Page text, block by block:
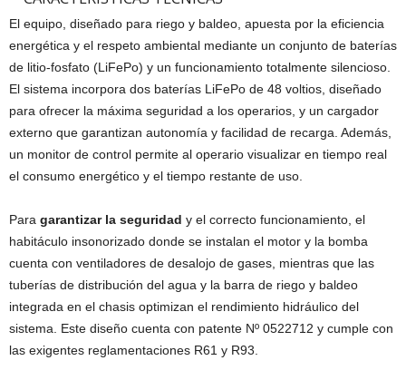
El equipo, diseñado para riego y baldeo, apuesta por la eficiencia
energética y el respeto ambiental mediante un conjunto de baterías
de litio-fosfato (LiFePo) y un funcionamiento totalmente silencioso.
El sistema incorpora dos baterías LiFePo de 48 voltios, diseñado
para ofrecer la máxima seguridad a los operarios, y un cargador
externo que garantizan autonomía y facilidad de recarga. Además,
un monitor de control permite al operario visualizar en tiempo real
el consumo energético y el tiempo restante de uso.
Para garantizar la seguridad y el correcto funcionamiento, el
habitáculo insonorizado donde se instalan el motor y la bomba
cuenta con ventiladores de desalojo de gases, mientras que las
tuberías de distribución del agua y la barra de riego y baldeo
integrada en el chasis optimizan el rendimiento hidráulico del
sistema. Este diseño cuenta con patente Nº 0522712 y cumple con
las exigentes reglamentaciones R61 y R93.